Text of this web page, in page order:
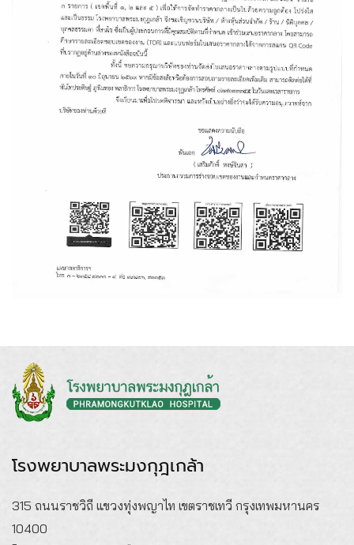
โรงพยาบาลพระมงกุฎเกล้า
315 ถนนราชวิถี แขวงทุ่งพญาไท เขตราชเทวี กรุงเทพมหานคร
10400